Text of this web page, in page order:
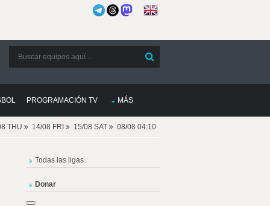
PROGRAMACIÓN TV MÁS
THU 14/08 FRI 15/08 SAT 08/08 04:10
Todas las ligas
Donar